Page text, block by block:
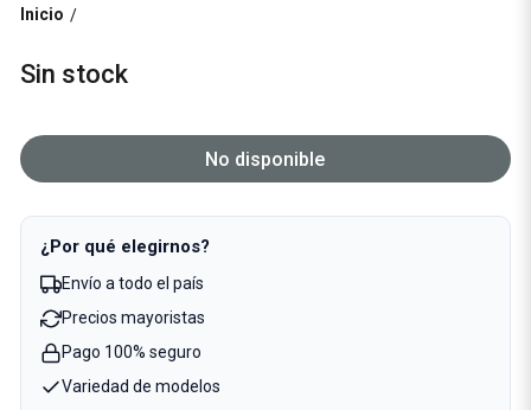
Inicio /
Sin stock
No disponible
¿Por qué elegirnos?
Envío a todo el país
Precios mayoristas
Pago 100% seguro
Variedad de modelos